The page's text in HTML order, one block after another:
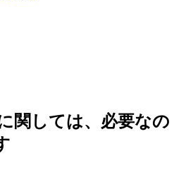
関しては、必要なの